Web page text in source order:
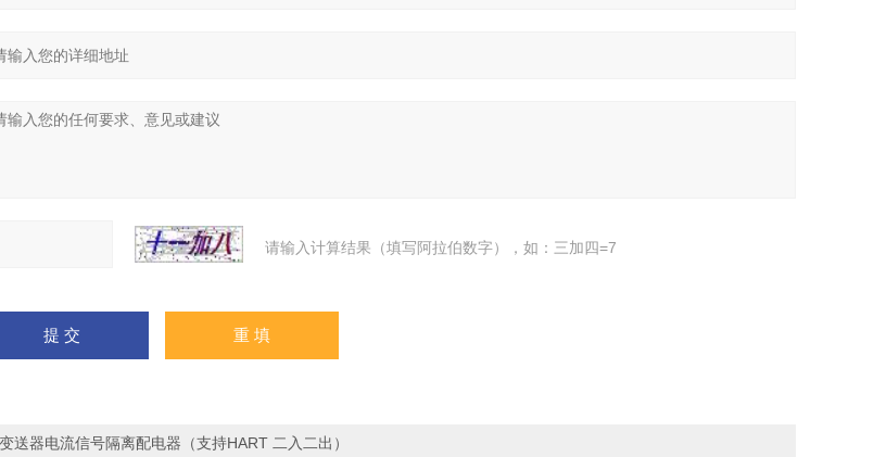
请输入计算结果（填写阿拉伯数字），如：三加四=7
送器电流信号隔离配电器（支持HART 二入二出）